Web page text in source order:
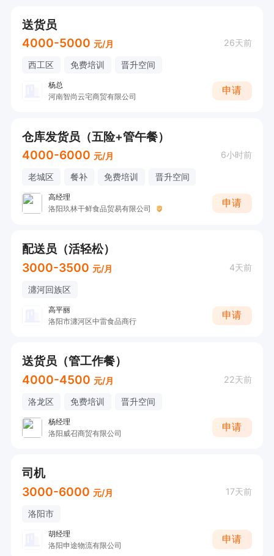
送货员
4000-5000 元/月 26天前
西工区 免费培训 晋升空间
杨总
河南智尚云宅商贸有限公司
申请
仓库发货员（五险+管午餐）
4000-6000 元/月 6小时前
老城区 餐补 免费培训 晋升空间
高经理
洛阳玖林干鲜食品贸易有限公司
申请
配送员（活轻松）
3000-3500 元/月 4天前
瀍河回族区
高平丽
洛阳市瀍河区中雷食品商行
申请
送货员（管工作餐）
4000-4500 元/月 22天前
洛龙区 免费培训 晋升空间
杨经理
洛阳威召商贸有限公司
申请
司机
3000-6000 元/月 17天前
洛阳市
胡经理
洛阳申途物流有限公司
申请